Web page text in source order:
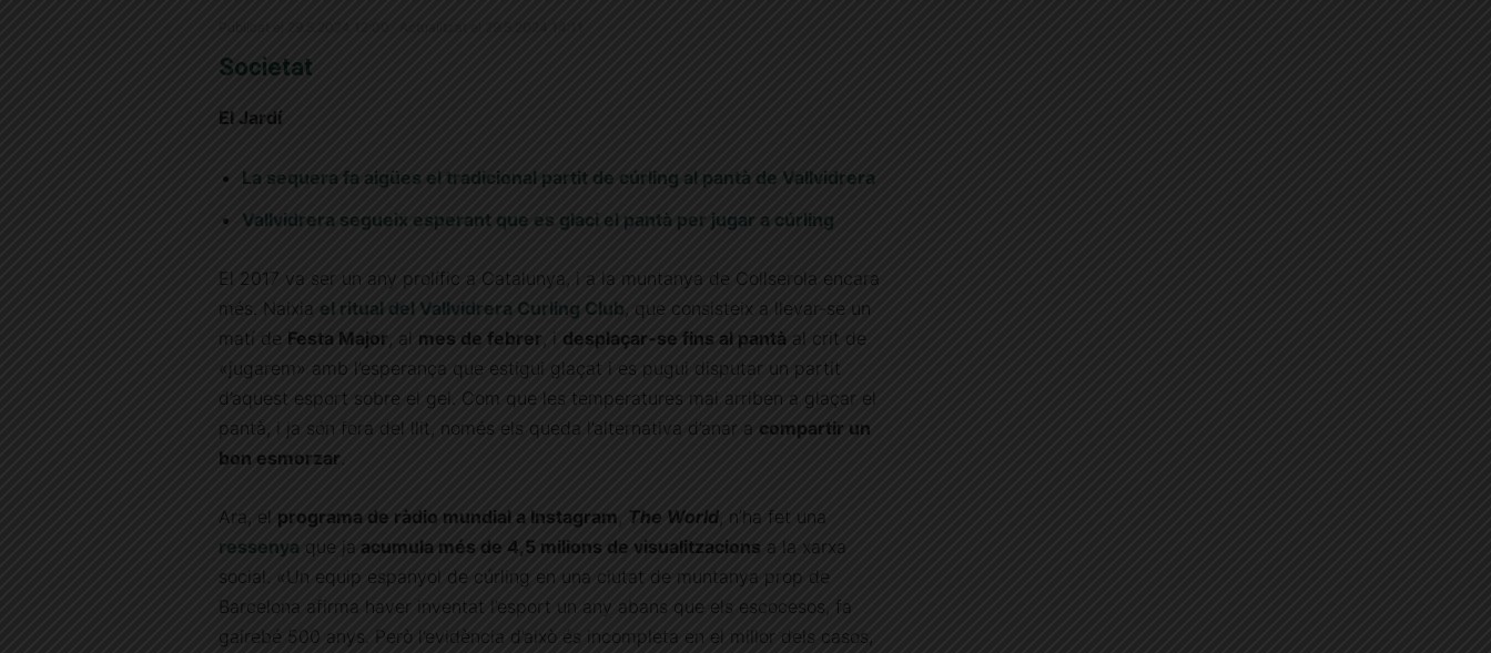
Societat
El Jardí
La sequera fa aigües el tradicional partit de cúrling al pantà de Vallvidrera
Vallvidrera segueix esperant que es glaci el pantà per jugar a cúrling
El 2017 va ser un any prolífic a Catalunya, i a la muntanya de Collserola encara
més. Naixia el ritual del Vallvidrera Curling Club, que consisteix a llevar-se un
matí de Festa Major , al mes de febrer , i desplaçar-se fins al pantà al crit de
«jugarem» amb l’esperança que estigui glaçat i es pugui disputar un partit
d’aquest esport sobre el gel. Com que les temperatures mai arriben a glaçar el
pantà, i ja són fora del llit, només els queda l’alternativa d’anar a compartir un
bon esmorzar
Ara, el programa de ràdio mundial a Instagram The World
, n’ha fet una
ressenya que ja acumula més de 4,5 milions de visualitzacions a la xarxa
social. «Un equip espanyol de cúrling en una ciutat de muntanya prop de
Barcelona afirma haver inventat l’esport un any abans que els escocesos, fa
gairebé 500 anys. Però l’evidència d’això és incompleta en el millor dels casos,